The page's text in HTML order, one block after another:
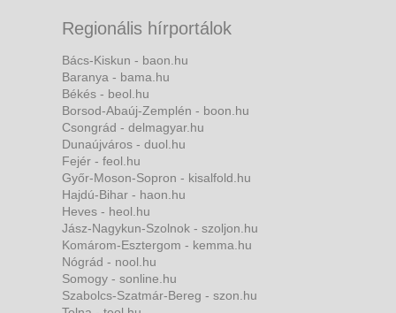
Regionális hírportálok
Bács-Kiskun - baon.hu
Baranya - bama.hu
Békés - beol.hu
Borsod-Abaúj-Zemplén - boon.hu
Csongrád - delmagyar.hu
Dunaújváros - duol.hu
Fejér - feol.hu
Győr-Moson-Sopron - kisalfold.hu
Hajdú-Bihar - haon.hu
Heves - heol.hu
Jász-Nagykun-Szolnok - szoljon.hu
Komárom-Esztergom - kemma.hu
Nógrád - nool.hu
Somogy - sonline.hu
Szabolcs-Szatmár-Bereg - szon.hu